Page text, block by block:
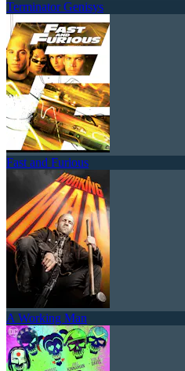
Terminator Genisys
Fast and Furious
A Working Man